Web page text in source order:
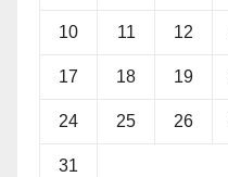
10 11 12
17 18 19
24 25 26
31